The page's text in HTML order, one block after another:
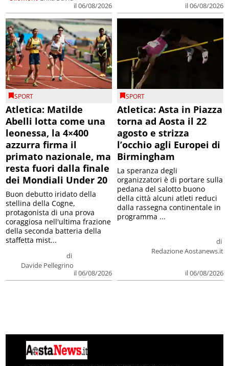
il 06/08/2026
il 06/08/2026
SPORT
Atletica: Matilde
Abelli lotta come una
leonessa, la 4×400
azzurra firma il
primato nazionale, ma
resta fuori dalla finale
dei Mondiali Under 20
di
Davide Pellegrino
il 06/08/2026
Buon debutto iridato della
stellina della Cogne,
protagonista di una prova
coraggiosa nell'ultima frazione
della seconda batteria della
staffetta mist...
SPORT
Atletica: Asta in Piazza
torna ad Aosta il 22
agosto e strizza
l’occhio agli Europei di
Birmingham
di
Redazione Aostanews.it
il 06/08/2026
La speranza degli
organizzatori è di portare sulla
pedana del salotto buono
della città alcuni atleti reduci
dalla rassegna continentale in
programma ...